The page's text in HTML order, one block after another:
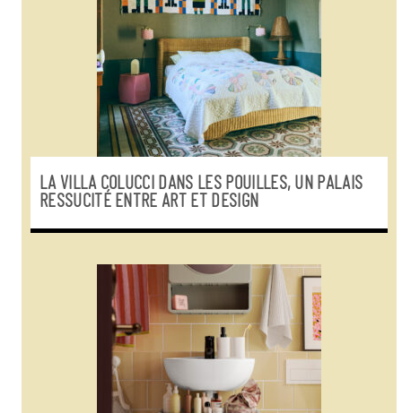
LA VILLA COLUCCI DANS LES POUILLES, UN PALAIS
RESSUCITÉ ENTRE ART ET DESIGN